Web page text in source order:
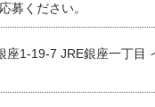
募ください。
座1-19-7 JRE銀座一丁目